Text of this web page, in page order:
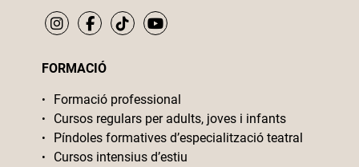
FORMACIÓ
Formació professional
Cursos regulars per adults, joves i infants
Píndoles formatives d’especialització teatral
Cursos intensius d’estiu